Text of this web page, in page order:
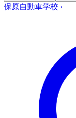
保原自動車学校 ›